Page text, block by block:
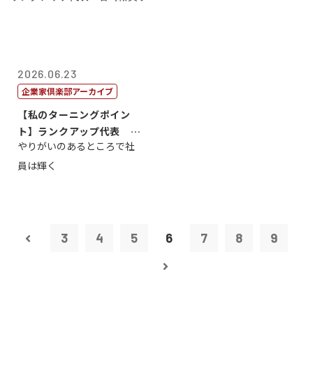
2026.06.23
企業家倶楽部アーカイブ
【私のターニングポイン
ト】ランクアップ代表 岩
崎裕美子
やりがいのあるところで社
員は輝く
3 4 5 6 7 8 9